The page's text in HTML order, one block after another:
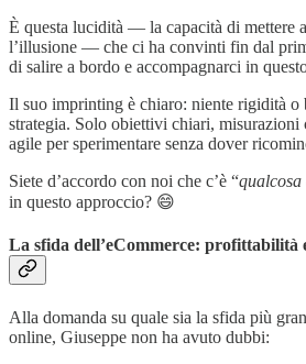
È questa lucidità — la capacità di mettere
l’illusione — che ci ha convinti fin dal
di salire a bordo e accompagnarci in
Il suo imprinting è chiaro: niente rigidità o
strategia. Solo obiettivi chiari, misurazioni
agile per sperimentare senza dover
Siete d’accordo con noi che c’è “
in questo approccio? 😄
La sfida dell’eCommerce: profittabilità
Alla domanda su quale sia la sfida più
online, Giuseppe non ha avuto dubbi: